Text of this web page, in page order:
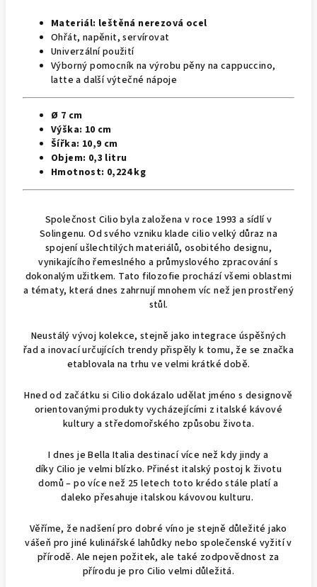
Materiál: leštěná nerezová ocel
Ohřát, napěnit, servírovat
Univerzální použití
Výborný pomocník na výrobu pěny na cappuccino,
latte a další výtečné nápoje
Ø 7 cm
Výška: 10 cm
Šířka: 10,9 cm
Objem: 0,3 litru
Hmotnost: 0,224 kg
Společnost Cilio byla založena v roce 1993 a sídlí v
Solingenu. Od svého vzniku klade cilio velký důraz na
spojení ušlechtilých materiálů, osobitého designu,
vynikajícího řemeslného a průmyslového zpracování s
dokonalým užitkem. Tato filozofie prochází všemi oblastmi
a tématy, která dnes zahrnují mnohem víc než jen prostřený
stůl.
Neustálý vývoj kolekce, stejně jako integrace úspěšných
řad a inovací určujících trendy přispěly k tomu, že se značka
etablovala na trhu ve velmi krátké době.
Hned od začátku si Cilio dokázalo udělat jméno s designově
orientovanými produkty vycházejícími z italské kávové
kultury a středomořského způsobu života.
I dnes je Bella Italia destinací více než kdy jindy a
díky Cilio je velmi blízko. Přinést italský postoj k životu
domů – po více než 25 letech toto krédo stále platí a
daleko přesahuje italskou kávovou kulturu.
Věříme, že nadšení pro dobré víno je stejně důležité jako
vášeň pro jiné kulinářské lahůdky nebo společenské vyžití v
přírodě. Ale nejen požitek, ale také zodpovědnost za
přírodu je pro Cilio velmi důležitá.